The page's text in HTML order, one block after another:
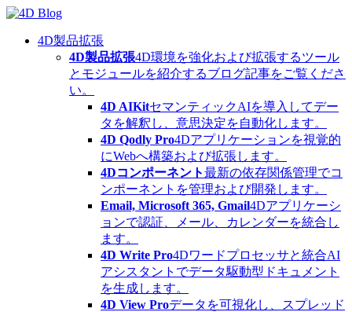
Skip
content4D製品拡張
4D製品拡張4D環境を強化および拡張するツール
とモジュールを紹介するブログ記事をご覧くださ
い。
4D AIKitセマンティックAIを導入してデー
タを解釈し、意思決定を自動化します。
4D Qodly Pro4Dアプリケーションを視覚的
にWebへ構築および拡張します。
4Dコンポーネント最新の依存関係管理でコ
ンポーネントを管理および開発します。
Email, Microsoft 365, Gmail4Dアプリケーシ
ョンで認証、メール、カレンダーを統合し
ます。
4D Write Pro4Dワードプロセッサと統合AI
アシスタントでデータ駆動型ドキュメント
を生成します。
4D View Proデータを可視化し、スプレッド